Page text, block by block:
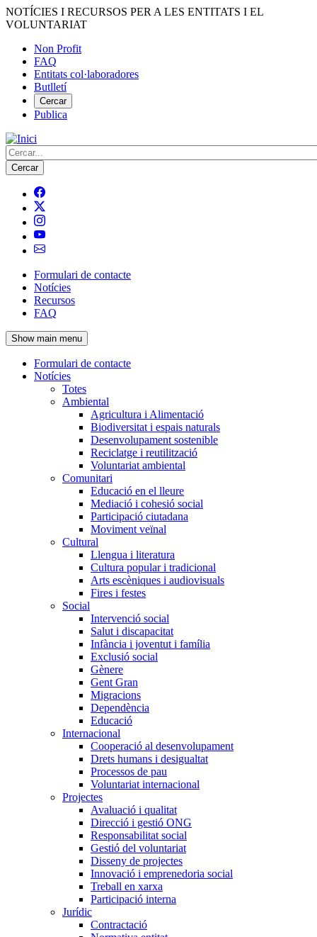
Vés
al
NOTÍCIES I RECURSOS PER A LES ENTITATS I EL
VOLUNTARIAT
Menú
del
compte
d'usuari
Non Profit
FAQ
Entitats col·laboradores
Butlletí
Cercar
Publica
Cerca
Navegació
principal
de
l'encapçalament
Formulari de contacte
Notícies
Recursos
FAQ
Show main menu
Navegació
principal
Formulari de contacte
Notícies
Totes
Ambiental
Agricultura i Alimentació
Biodiversitat i espais naturals
Desenvolupament sostenible
Reciclatge i reutilització
Voluntariat ambiental
Comunitari
Educació en el lleure
Mediació i cohesió social
Participació ciutadana
Moviment veïnal
Cultural
Llengua i literatura
Cultura popular i tradicional
Arts escèniques i audiovisuals
Fires i festes
Social
Intervenció social
Salut i discapacitat
Infància i joventut i família
Exclusió social
Gènere
Gent Gran
Migracions
Dependència
Educació
Internacional
Cooperació al desenvolupament
Drets humans i desigualtat
Processos de pau
Voluntariat internacional
Projectes
Avaluació i qualitat
Direcció i gestió ONG
Responsabilitat social
Gestió del voluntariat
Disseny de projectes
Innovació i emprenedoria social
Treball en xarxa
Participació interna
Jurídic
Contractació